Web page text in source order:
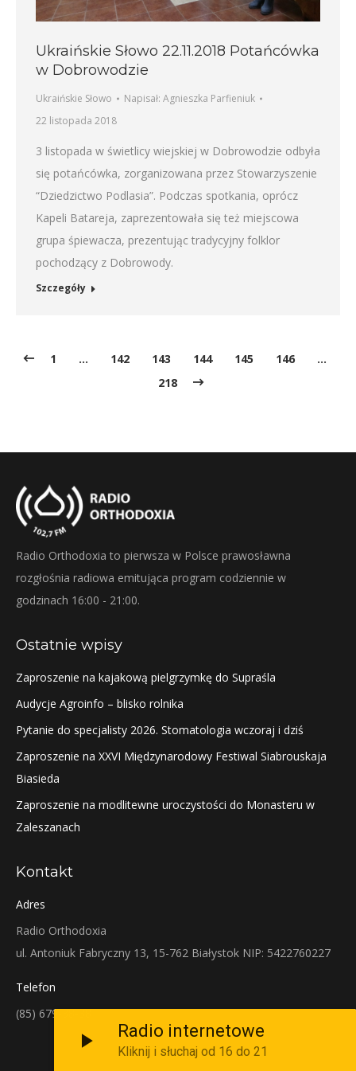
Ukraińskie Słowo 22.11.2018 Potańcówka
w Dobrowodzie
Ukraińskie Słowo Napisał: Agnieszka Parfieniuk
22 listopada 2018
3 listopada w świetlicy wiejskiej w Dobrowodzie odbyła
się potańcówka, zorganizowana przez Stowarzyszenie
“Dziedzictwo Podlasia”. Podczas spotkania, oprócz
Kapeli Batareja, zaprezentowała się też miejscowa
grupa śpiewacza, prezentując tradycyjny folklor
pochodzący z Dobrowody.
Szczegóły
1 … 142 143 144 145 146
…
218
Radio Orthodoxia to pierwsza w Polsce prawosławna
rozgłośnia radiowa emitująca program codziennie w
godzinach 16:00 - 21:00.
Ostatnie wpisy
Zaproszenie na kajakową pielgrzymkę do Supraśla
Audycje Agroinfo – blisko rolnika
Pytanie do specjalisty 2026. Stomatologia wczoraj i dziś
Zaproszenie na XXVI Międzynarodowy Festiwal Siabrouskaja
Biasieda
Zaproszenie na modlitewne uroczystości do Monasteru w
Zaleszanach
Kontakt
Adres
Radio Orthodoxia
ul. Antoniuk Fabryczny 13, 15-762 Białystok NIP: 5422760227
Telefon
(85) 679-38-38
Radio internetowe
Kliknij i słuchaj od 16 do 21